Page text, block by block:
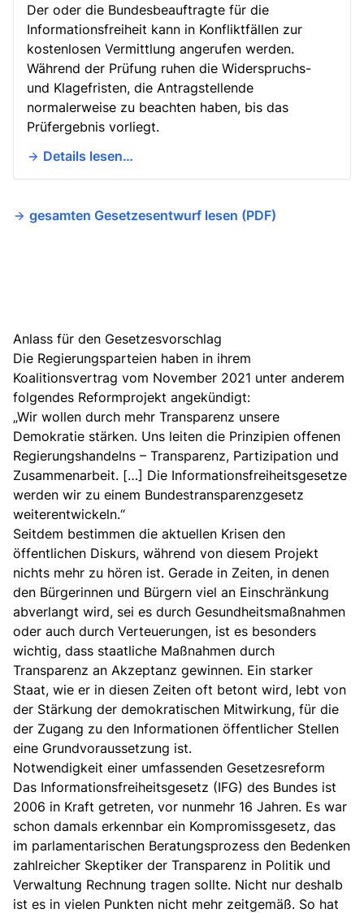
Der oder die Bundesbeauftragte für die
Informationsfreiheit kann in Konfliktfällen zur
kostenlosen Vermittlung angerufen werden.
Während der Prüfung ruhen die Widerspruchs-
und Klagefristen, die Antragstellende
normalerweise zu beachten haben, bis das
Prüfergebnis vorliegt.
Details lesen…
gesamten Gesetzesentwurf lesen (PDF)
Anlass für den Gesetzesvorschlag
Die Regierungsparteien haben in ihrem
Koalitionsvertrag vom November 2021 unter anderem
folgendes Reformprojekt angekündigt:
„Wir wollen durch mehr Transparenz unsere
Demokratie stärken. Uns leiten die Prinzipien offenen
Regierungshandelns – Transparenz, Partizipation und
Zusammenarbeit. […] Die Informationsfreiheitsgesetze
werden wir zu einem Bundestransparenzgesetz
weiterentwickeln.“
Seitdem bestimmen die aktuellen Krisen den
öffentlichen Diskurs, während von diesem Projekt
nichts mehr zu hören ist. Gerade in Zeiten, in denen
den Bürgerinnen und Bürgern viel an Einschränkung
abverlangt wird, sei es durch Gesundheitsmaßnahmen
oder auch durch Verteuerungen, ist es besonders
wichtig, dass staatliche Maßnahmen durch
Transparenz an Akzeptanz gewinnen. Ein starker
Staat, wie er in diesen Zeiten oft betont wird, lebt von
der Stärkung der demokratischen Mitwirkung, für die
der Zugang zu den Informationen öffentlicher Stellen
eine Grundvoraussetzung ist.
Notwendigkeit einer umfassenden Gesetzesreform
Das Informationsfreiheitsgesetz (IFG) des Bundes ist
2006 in Kraft getreten, vor nunmehr 16 Jahren. Es war
schon damals erkennbar ein Kompromissgesetz, das
im parlamentarischen Beratungsprozess den Bedenken
zahlreicher Skeptiker der Transparenz in Politik und
Verwaltung Rechnung tragen sollte. Nicht nur deshalb
ist es in vielen Punkten nicht mehr zeitgemäß. So hat